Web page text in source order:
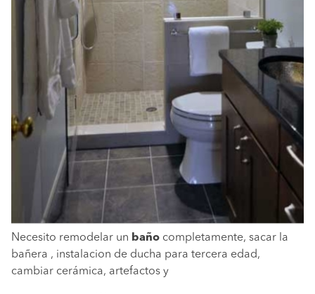
Necesito remodelar un baño completamente, sacar la
bañera , instalacion de ducha para tercera edad,
cambiar cerámica, artefactos y